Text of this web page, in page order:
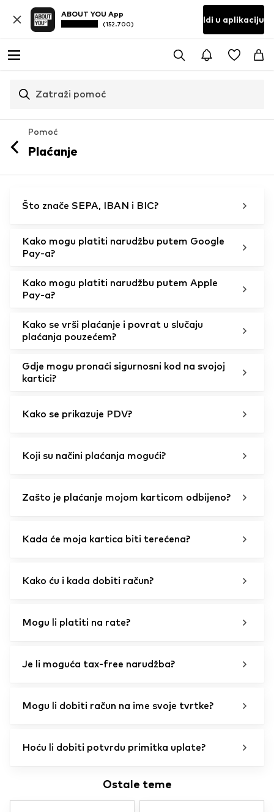
ABOUT YOU App
(152.700) Idi u aplikaciju
Ostale teme
Zatraži pomoć
Pomoć
Plaćanje
Što znače SEPA, IBAN i BIC?
Kako mogu platiti narudžbu putem Google
Pay-a?
Kako mogu platiti narudžbu putem Apple
Pay-a?
Kako se vrši plaćanje i povrat u slučaju
plaćanja pouzećem?
Gdje mogu pronaći sigurnosni kod na svojoj
kartici?
Kako se prikazuje PDV?
Koji su načini plaćanja mogući?
Zašto je plaćanje mojom karticom odbijeno?
Kada će moja kartica biti terećena?
Kako ću i kada dobiti račun?
Mogu li platiti na rate?
Je li moguća tax-free narudžba?
Mogu li dobiti račun na ime svoje tvrtke?
Hoću li dobiti potvrdu primitka uplate?